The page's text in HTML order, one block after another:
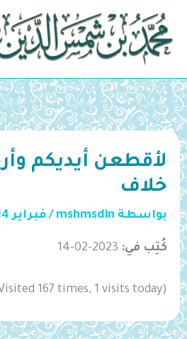
تخطي
المحتوى
لأقطعن أيديكم
خلاف
بواسطة mshmsdin
/ فبراير 14, 2023
كُتِب في: 2023-02-14
(Visited 167 times, 1 visits today)